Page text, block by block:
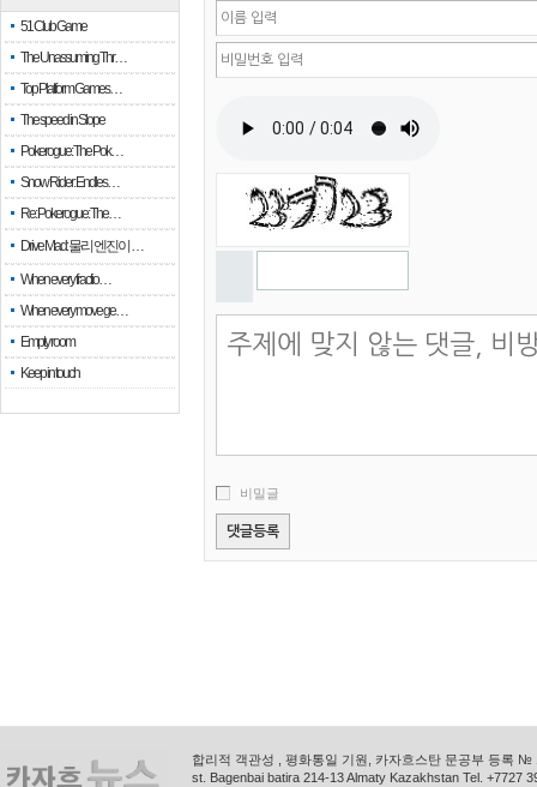
51 Club Game
The Unassuming Thr…
Top Platform Games…
The speed in Slope
Pokerogue: The Pok…
Snow Rider: Endles…
Re: Pokerogue: The…
Drive Mad: 물리 엔진이 …
When every fractio…
When every move ge…
Empty room
Keep in touch
비밀글
합리적 객관성 , 평화통일 기원, 카자흐스탄 문공부 등록
st. Bagenbai batira 214-13 Almaty Kazakhstan Tel. +7727